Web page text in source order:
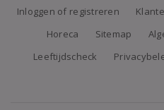
Inloggen of registreren
Horeca
Sitemap
Leeftijdscheck